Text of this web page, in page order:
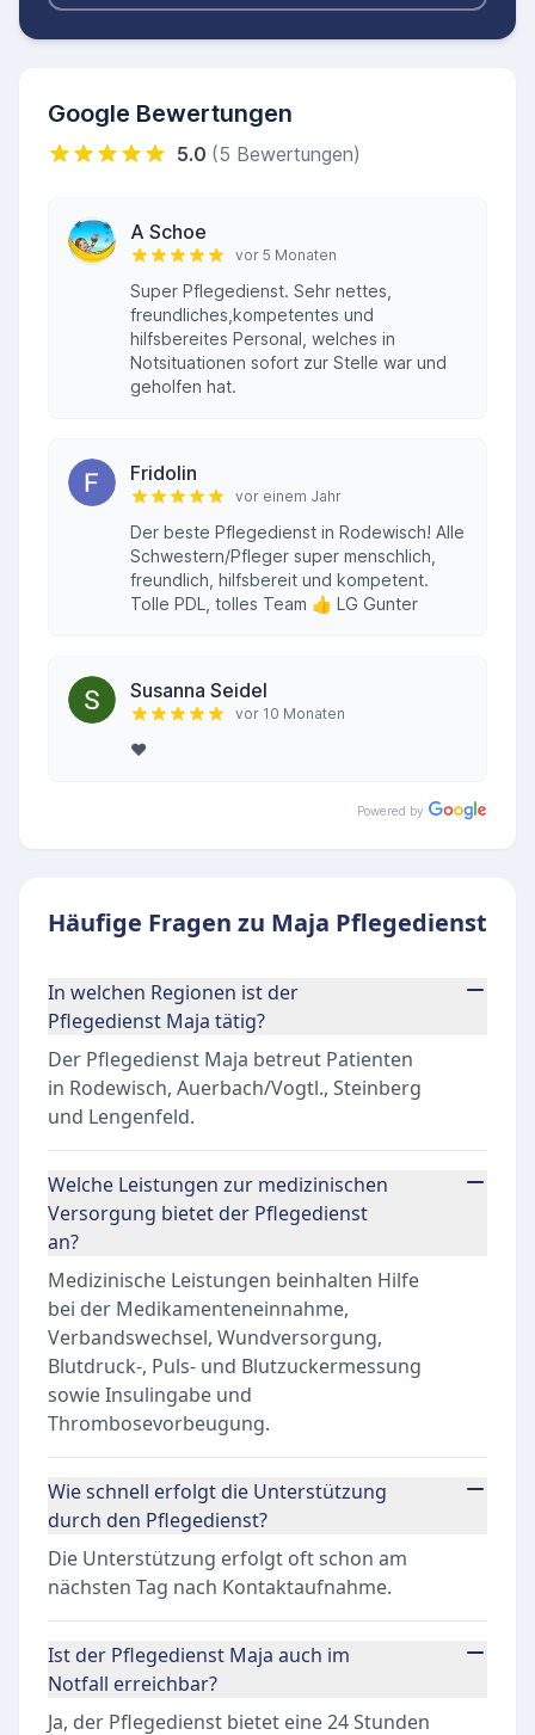
Google Bewertungen
5.0 (5 Bewertungen)
A Schoe
vor 5 Monaten
Super Pflegedienst. Sehr nettes,
freundliches,kompetentes und
hilfsbereites Personal, welches in
Notsituationen sofort zur Stelle war und
geholfen hat.
Fridolin
vor einem Jahr
Der beste Pflegedienst in Rodewisch! Alle
Schwestern/Pfleger super menschlich,
freundlich, hilfsbereit und kompetent.
Tolle PDL, tolles Team 👍 LG Gunter
Susanna Seidel
vor 10 Monaten
❤️
Powered by
Häufige Fragen zu Maja Pflegedienst
In welchen Regionen ist der
Pflegedienst Maja tätig?
Der Pflegedienst Maja betreut Patienten
in Rodewisch, Auerbach/Vogtl., Steinberg
und Lengenfeld.
Welche Leistungen zur medizinischen
Versorgung bietet der Pflegedienst
an?
Medizinische Leistungen beinhalten Hilfe
bei der Medikamenteneinnahme,
Verbandswechsel, Wundversorgung,
Blutdruck-, Puls- und Blutzuckermessung
sowie Insulingabe und
Thrombosevorbeugung.
Wie schnell erfolgt die Unterstützung
durch den Pflegedienst?
Die Unterstützung erfolgt oft schon am
nächsten Tag nach Kontaktaufnahme.
Ist der Pflegedienst Maja auch im
Notfall erreichbar?
Ja, der Pflegedienst bietet eine 24 Stunden